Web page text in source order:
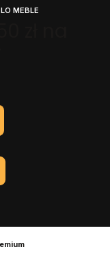
MEBLE
Zobacz szczegóły